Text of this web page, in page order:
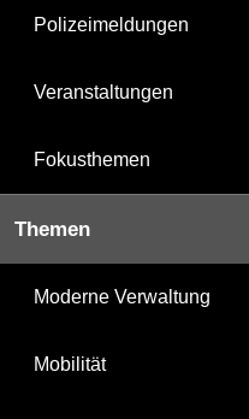
Polizeimeldungen
Veranstaltungen
Fokusthemen
Themen
Moderne Verwaltung
Mobilität